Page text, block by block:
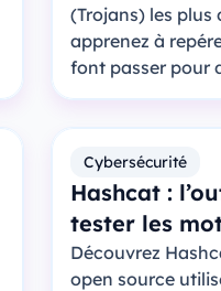
(Trojans) les plus
apprenez à
font passer pour
Cybersécurité
Hashcat :
tester les
Découvrez
open source